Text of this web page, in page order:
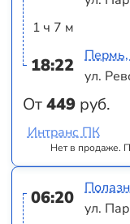
1 ч 7 м
18:22
От449 руб.
Пермь,
ул.
Нет в продаже.
Интранс ПК
06:20
ул.